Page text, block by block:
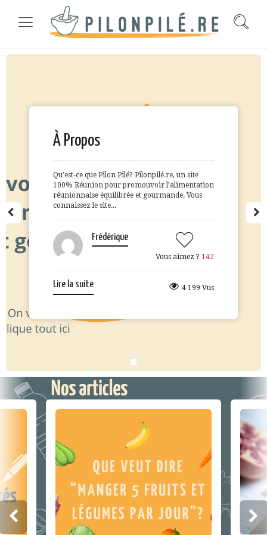
À Propos
Qu’est-ce que Pilon Pilé? Pilonpilé.re, un site
100% Réunion pour promouvoir l’alimentation
réunionnaise équilibrée et gourmande. Vous
connaissez le site...
Frédérique
Vous aimez ? 142
Lire la suite 4 199 Vus